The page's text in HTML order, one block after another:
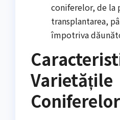
coniferelor, de la
transplantarea,
împotriva
Varietățile
Coniferelor